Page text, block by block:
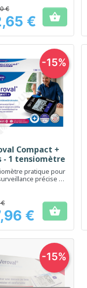
€
€ 
Aperçu rapide
Compact +
- 1 tensiomètre
pratique pour
précise de
€
€ 
-15%
-15%